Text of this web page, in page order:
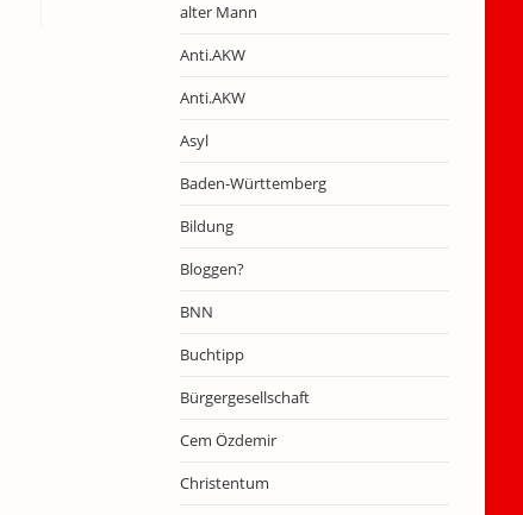
alter Mann
Anti.AKW
Anti.AKW
Asyl
Baden-Württemberg
Bildung
Bloggen?
BNN
Buchtipp
Bürgergesellschaft
Cem Özdemir
Christentum